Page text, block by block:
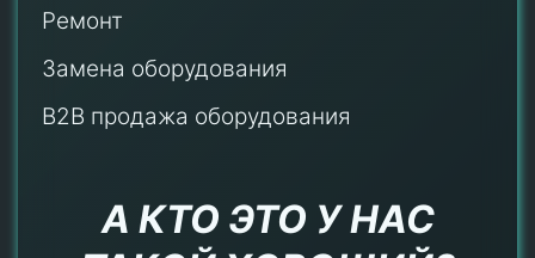
Ремонт
Замена оборудования
B2B продажа оборудования
А КТО ЭТО У НАС